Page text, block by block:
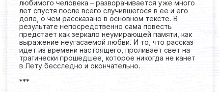
любимого человека – разворачивается уже много
лет спустя после всего случившегося в ее и его
доле, о чем рассказано в основном тексте. В
результате непосредственно сама повесть
предстает как зеркало неумирающей памяти, как
выражение неугасаемой любви. И то, что рассказ
идет из времени настоящего, проливает свет на
трагически прошедшее, которое никогда не канет
в Лету бесследно и окончательно.
***